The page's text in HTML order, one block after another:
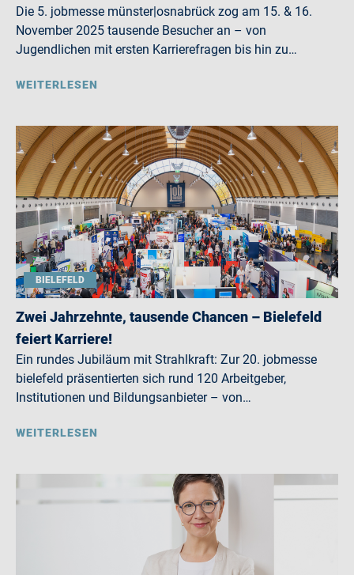
Die 5. jobmesse münster|osnabrück zog am 15. & 16.
November 2025 tausende Besucher an – von
Jugendlichen mit ersten Karrierefragen bis hin zu…
WEITERLESEN
BIELEFELD
Zwei Jahrzehnte, tausende Chancen – Bielefeld
feiert Karriere!
Ein rundes Jubiläum mit Strahlkraft: Zur 20. jobmesse
bielefeld präsentierten sich rund 120 Arbeitgeber,
Institutionen und Bildungsanbieter – von…
WEITERLESEN